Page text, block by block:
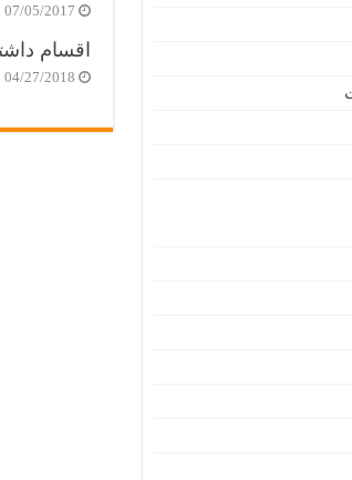
07/05/2017
اقسام
04/27/2018